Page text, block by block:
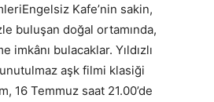
Kafe’nin sakin,
buluşan doğal ortamında,
imkânı bulacaklar. Yıldızlı
aşk filmi klasiği
16 Temmuz saat 21.00’de